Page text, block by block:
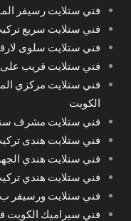
فني ستلايت رسيفر
فني ستلايت سريع
فني ستلايت سلوى
فني ستلايت قريب
الكويت
فني ستلايت مشرف
فني ستلايت هندى
فني ستلايت هندي
فني ستلايت هندي
فني ستلايت ورسيفر
فني سيراميك